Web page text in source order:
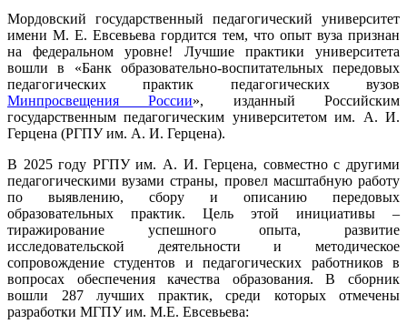
Мордовский государственный педагогический университет
имени М. Е. Евсевьева гордится тем, что опыт вуза признан
на федеральном уровне! Лучшие практики университета
вошли в «Банк образовательно-воспитательных передовых
педагогических практик педагогических вузов
Минпросвещения России», изданный Российским
государственным педагогическим университетом им. А. И.
Герцена (РГПУ им. А. И. Герцена).
В 2025 году РГПУ им. А. И. Герцена, совместно с другими
педагогическими вузами страны, провел масштабную работу
по выявлению, сбору и описанию передовых
образовательных практик. Цель этой инициативы –
тиражирование успешного опыта, развитие
исследовательской деятельности и методическое
сопровождение студентов и педагогических работников в
вопросах обеспечения качества образования. В сборник
вошли 287 лучших практик, среди которых отмечены
разработки МГПУ им. М.Е. Евсевьева: